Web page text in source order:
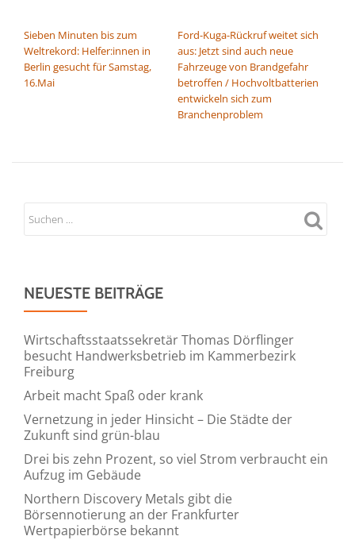
Sieben Minuten bis zum
Weltrekord: Helfer:innen in
Berlin gesucht für Samstag,
16.Mai
Ford-Kuga-Rückruf weitet sich
aus: Jetzt sind auch neue
Fahrzeuge von Brandgefahr
betroffen / Hochvoltbatterien
entwickeln sich zum
Branchenproblem
NEUESTE BEITRÄGE
Wirtschaftsstaatssekretär Thomas Dörflinger
besucht Handwerksbetrieb im Kammerbezirk
Freiburg
Arbeit macht Spaß oder krank
Vernetzung in jeder Hinsicht – Die Städte der
Zukunft sind grün-blau
Drei bis zehn Prozent, so viel Strom verbraucht ein
Aufzug im Gebäude
Northern Discovery Metals gibt die
Börsennotierung an der Frankfurter
Wertpapierbörse bekannt